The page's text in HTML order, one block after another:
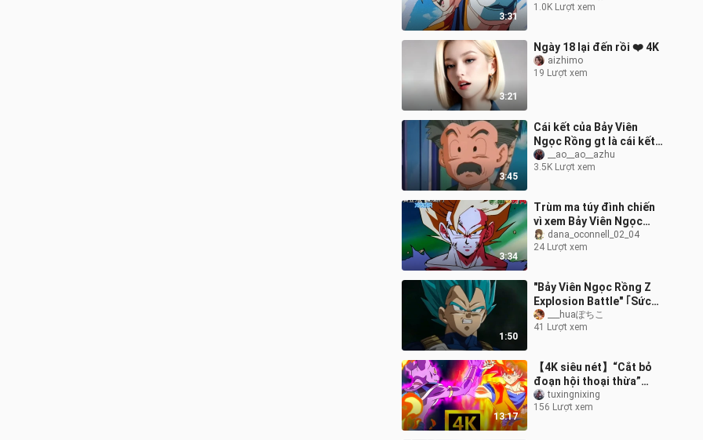
3:31
1.0K Lượt xem
3:21
Ngày 18 lại đến rồi ❤️ 4K
aizhimo
19 Lượt xem
3:45
Cái kết của Bảy Viên
Ngọc Rồng gt là cái kết
trong tâm trí tôi! ! Nếu
không có cốt truyện sau
tác hoàn mỹ nhất trong
tâm trí tôi! ! !
__ao__ao__azhu
3.5K Lượt xem
3:34
Trùm ma túy đình chiến
vì xem Bảy Viên Ngọc
Rồng? Thực ra chỉ là tin
đồn! Tổng hợp toàn diện
dana_oconnell_02_04
24 Lượt xem
1:50
"Bảy Viên Ngọc Rồng Z
Explosion Battle" ｢Sức
mạnh khắc sâu｣Black
Goku [UR]｢Sức mạnh của
___huaぽちこ
41 Lượt xem
13:17
【4K siêu nét】“Cắt bỏ
đoạn hội thoại thừa”
Siêu Saiyan Thần Goku
vs Thần Phá Huỷ Beerus!
tuxingnixing
156 Lượt xem